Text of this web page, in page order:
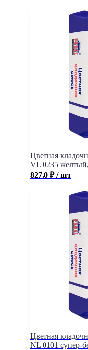
Цветная
VL 0235
827.0 ₽ / шт
Цветная
NL 0101 супер-